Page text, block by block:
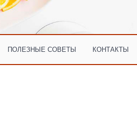
ПОЛЕЗНЫЕ СОВЕТЫ КОНТАКТЫ